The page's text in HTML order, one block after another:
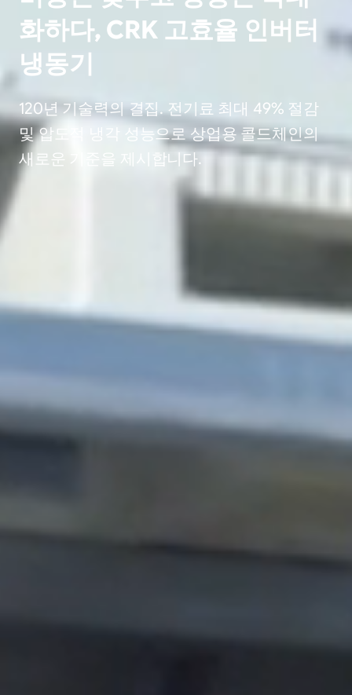
화하다, CRK 고효율 인버터
냉동기
120년 기술력의 결집. 전기료 최대 49% 절감
및 압도적 냉각 성능으로 상업용 콜드체인의
새로운 기준을 제시합니다.